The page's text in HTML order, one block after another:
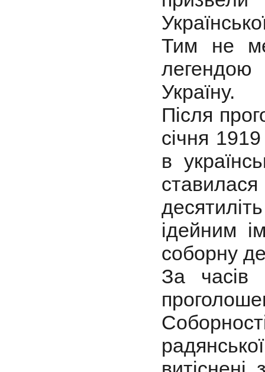
Тим не
легендою
Україну.
Після
січня 1919
в
ідейним
соборну
За часів